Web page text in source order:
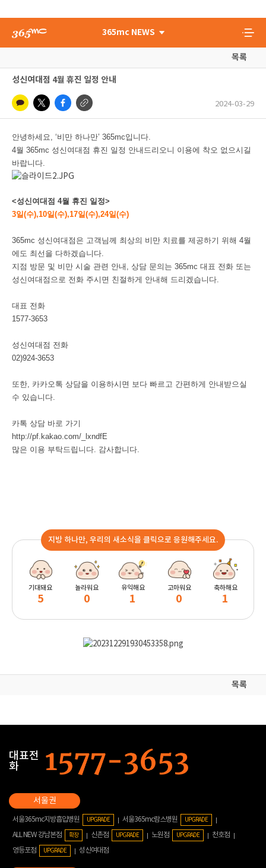
365mc NEWS
목록
성신여대점 4월 휴진 일정 안내
2024-03-29
안녕하세요, ‘비만 하나만’ 365mc입니다.
4월 365mc 성신여대점 휴진 일정 안내드리오니 이용에 착오 없으시길
바랍니다.
<성신여대점 4월 휴진 일정>
3일(수),10일(수),17일(수),24일(수)
365mc 성신여대점은 고객님께 최상의 비만 치료를 제공하기 위해 4월
에도 최선을 다하겠습니다.
지점 방문 및 비만 시술 관련 안내, 상담 문의는 365mc 대표 전화 또는
성신여대점으로 전화 주시면 친절하게 안내해 드리겠습니다.
대표 전화
1577-3653
성신여대점 전화
02)924-3653
또한, 카카오톡 상담을 이용하시면 보다 빠르고 간편하게 안내받으실
수 있습니다.
카톡 상담 바로 가기
http://pf.kakao.com/_lxndfE
많은 이용 부탁드립니다. 감사합니다.
지방 하나만, 우리의 새소식을 클릭으로 응원해주세요.
기대돼요
5
놀라워요
0
유익해요
1
고마워요
0
축하해요
1
목록
대표전
화
서울365mc지방흡입병원 UPGRADE 서울365mc람스병원 UPGRADE
ALL NEW 강남본점 확장 신촌점 UPGRADE 노원점 UPGRADE
천호점
영등포점
UPGRADE 성신여대점